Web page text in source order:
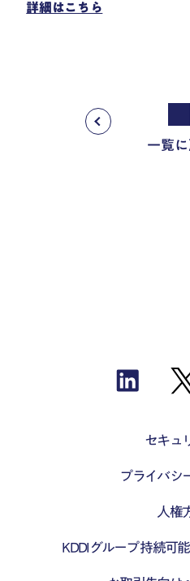
詳細はこちら
一覧に
セキュ
プライバシ
人権
KDDIグループ 持続可